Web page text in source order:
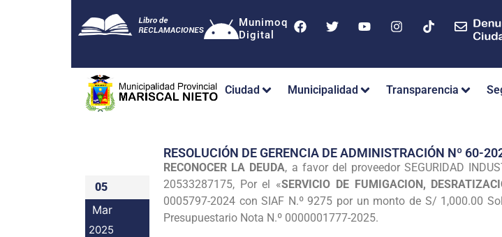
Munimoq
Digital
Ciudad Municipalidad Transparencia
05
Mar
2025
RESOLUCIÓN DE GERENCIA DE ADMINISTRACIÓN Nº 60-
RECONOCER LA DEUDA, a favor del proveedor SEGURIDAD
20533287175, Por el «SERVICIO DE FUMIGACION,
0005797-2024 con SIAF N.º 9275 por un monto de S/ 1,000.00
Presupuestario Nota N.º 0000001777-2025.